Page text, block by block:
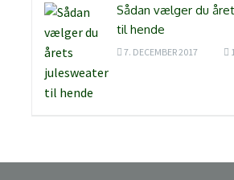
Sådan vælger du
til hende
7. DECEMBER 2017